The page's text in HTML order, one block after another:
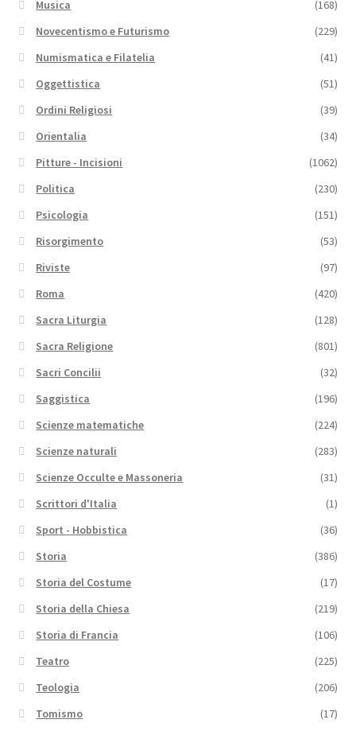
Musica
(168)
Novecentismo e Futurismo
(229)
Numismatica e Filatelia
(41)
Oggettistica
(51)
Ordini Religiosi
(39)
Orientalia
(34)
Pitture - Incisioni
(1062)
Politica
(230)
Psicologia
(151)
Risorgimento
(53)
Riviste
(97)
Roma
(420)
Sacra Liturgia
(128)
Sacra Religione
(801)
Sacri Concilii
(32)
Saggistica
(196)
Scienze matematiche
(224)
Scienze naturali
(283)
Scienze Occulte e Massoneria
(31)
Scrittori d'Italia
(1)
Sport - Hobbistica
(36)
Storia
(386)
Storia del Costume
(17)
Storia della Chiesa
(219)
Storia di Francia
(106)
Teatro
(225)
Teologia
(206)
Tomismo
(17)